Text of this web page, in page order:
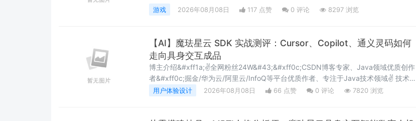
路教程》Unity 物理系统进阶篇&#xff08;第七篇&#xff09;。 在上一章&#xff0c;我们学习
了&#3
游戏 2026年08月08日 117 点赞 0 评论 8297 浏览
【AI】魔珐星云 SDK 实战测评：Cursor、Copilot、通义灵码如何
走向具身交互成品
博主介绍&#xff1a;✌全网粉丝24W&#43;&#xff0c;CSDN博客专家、Java领域优质创作
者&#xff0c;掘金/华为云/阿里云/InfoQ等平台优质作者、专注于Java技术领域✌ 技术范
围&#xff1a;SpringBoot、SpringCloud、Vue、SSM、HTML、Nodejs、Python、
用户体验设计 2026年08月08日 66 点赞 0 评论 7820 浏览